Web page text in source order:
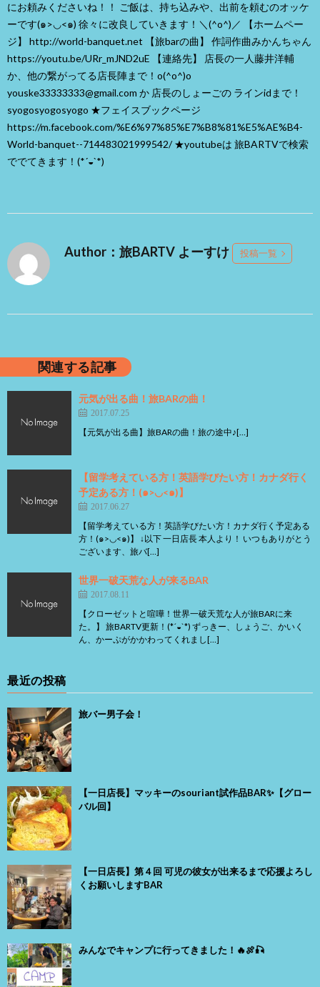
にお頼みくださいね！！ ご飯は、持ち込みや、出前を頼むのオッケ
ーです(๑>◡<๑) 徐々に改良していきます！＼(^o^)／ 【ホームペー
ジ】 http://world-banquet.net 【旅barの曲】 作詞作曲みかんちゃん
https://youtu.be/URr_mJND2uE 【連絡先】 店長の一人藤井洋輔
か、他の繋がってる店長陣まで！o(^o^)o
youske33333333@gmail.com か 店長のしょーごの ラインidまで！
syogosyogosyogo ★フェイスブックページ
https://m.facebook.com/%E6%97%85%E7%B8%81%E5%AE%B4-
World-banquet--714483021999542/ ★youtubeは 旅BARTVで検索
ででてきます！(*´◒`*)
Author：旅BARTV よーすけ 投稿一覧
関連する記事
元気が出る曲！旅BARの曲！
2017.07.25
【元気が出る曲】旅BARの曲！旅の途中♪[…]
【留学考えている方！英語学びたい方！カナダ行く
予定ある方！(๑>◡<๑)】
2017.06.27
【留学考えている方！英語学びたい方！カナダ行く予定ある
方！(๑>◡<๑)】 ↓以下 一日店長 本人より！ いつもありがとう
ございます、旅バ[…]
世界一破天荒な人が来るBAR
2017.08.11
【クローゼットと喧嘩！世界一破天荒な人が旅BARに来
た。】 旅BARTV更新！(*´◒`*) ずっきー、しょうご、かいく
ん、かーぷがかかわってくれまし[…]
最近の投稿
旅バー男子会！
【一日店長】マッキーのsouriant試作品BAR✨【グロー
バル回】
【一日店長】第４回 可児の彼女が出来るまで応援よろし
くお願いしますBAR
みんなでキャンプに行ってきました！🔥🍖🎣